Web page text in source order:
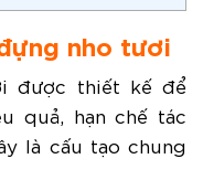
nho tươi
được thiết kế để
quả, hạn chế tác
là cấu tạo chung